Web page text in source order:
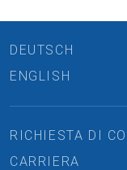
DEUTSCH
ENGLISH
RICHIESTA DI
CARRIERA